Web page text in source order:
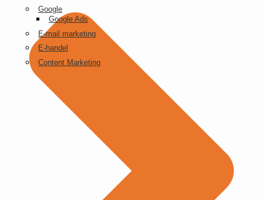
Google
Google Ads
E-mail marketing
E-handel
Content Marketing